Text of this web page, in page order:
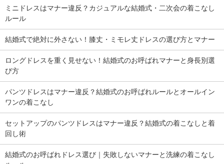
ミニドレスはマナー違反？カジュアルな結婚式・二次会の着こなし
ルール
結婚式で絶対に外さない！膝丈・ミモレ丈ドレスの選び方とマナー
ロングドレスを重く見せない！結婚式のお呼ばれマナーと身長別選
び方
パンツドレスはマナー違反？結婚式のお呼ばれルールとオールイン
ワンの着こなし
セットアップのパンツドレスはマナー違反？結婚式の着こなしと着
回し術
結婚式のお呼ばれドレス選び｜失敗しないマナーと洗練の着こなし